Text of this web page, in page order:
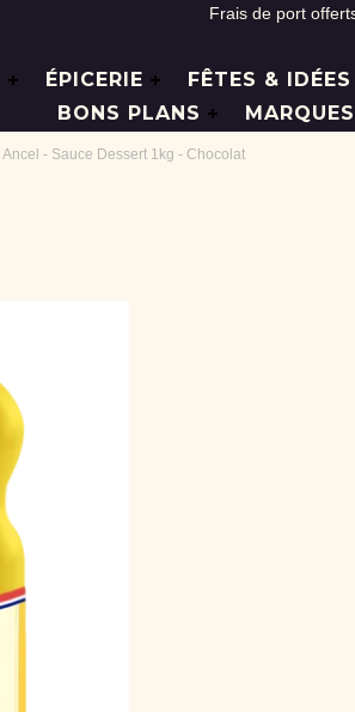
Frais de port
ÉPICERIE
FÊTES &
BONS PLANS
MARQUES
Ancel - Sauce Dessert 1kg - Chocolat